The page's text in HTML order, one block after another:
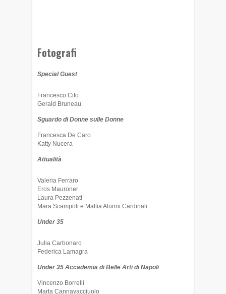
Fotografi
Special Guest
Francesco Cito
Gerald Bruneau
Sguardo di Donne sulle Donne
Francesca De Caro
Katty Nucera
Attualità
Valeria Ferraro
Eros Mauroner
Laura Pezzenati
Mara Scampoli e Mattia Alunni Cardinali
Under 35
Julia Carbonaro
Federica Lamagra
Under 35 Accademia di Belle Arti di Napoli
Vincenzo Borrelli
Marta Cannavacciuolo